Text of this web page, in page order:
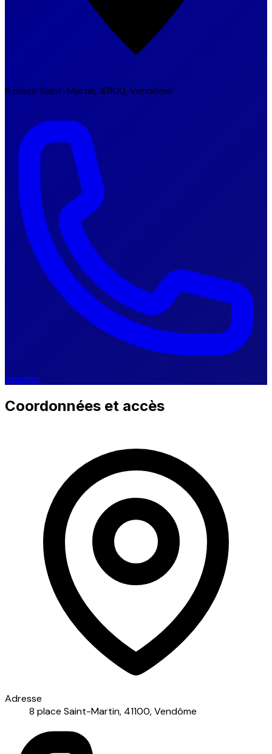
8 place Saint-Martin, 41100, Vendôme
Appeler
Coordonnées et accès
Adresse
8 place Saint-Martin, 41100, Vendôme